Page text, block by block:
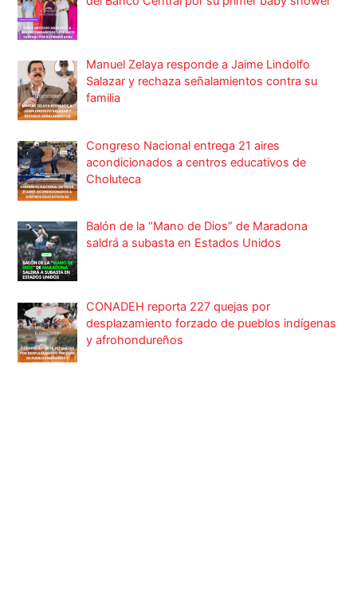
Manuel Zelaya responde a Jaime Lindolfo
Salazar y rechaza señalamientos contra su
familia
Congreso Nacional entrega 21 aires
acondicionados a centros educativos de
Choluteca
Balón de la “Mano de Dios” de Maradona
saldrá a subasta en Estados Unidos
CONADEH reporta 227 quejas por
desplazamiento forzado de pueblos indígenas
y afrohondureños